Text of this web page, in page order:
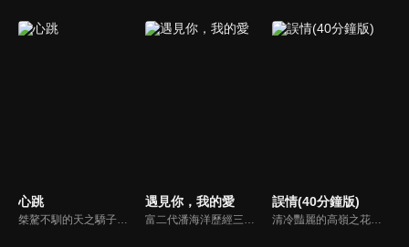
心跳
桀驁不馴的天之驕子「顧譯」和看似柔弱乖順的小白花「喬淨」，兩人秘密交往三年，白天是老闆和秘書，晚上是地下情人，但其實顧家早與白家定下娃娃親，喬淨毅然決然在他們訂婚當天離開南城回老家，顧譯以為喬淨提分手只是單純鬧脾氣，於是他用盡各種辦法挽留，殊不知喬淨的接近都是另有目的...
遇見你，我的愛
富二代潘海洋歷經三次失敗婚姻，認為金錢阻礙愛情。唯第一任妻子陸雪怡真心待他。好友伊軒勸他隱藏身份。他在酒吧對芭蕾舞演員韓夢瑤一見鍾情。便化身業務經理與她相戀。熱戀中潘海洋決定娶韓夢瑤，卻在婚前發現韓夢瑤三年前曾是自己公司員工，進而揭開伊軒與韓夢瑤為還債設局圖謀他財產的陰謀...
誤情(40分鐘版)
清冷豔麗的高嶺之花江時淺在遭受霸淩、暴力等一系列事件後，華麗蛻變逆襲歸來，用一場精心策劃強勢開啟自己的復仇之路，最終收穫內心救贖與愛情的故事。